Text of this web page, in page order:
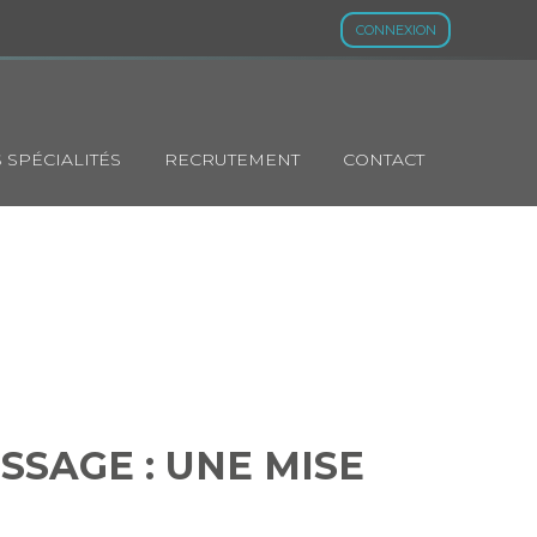
CONNEXION
SPÉCIALITÉS RECRUTEMENT CONTACT
: UNE MISE